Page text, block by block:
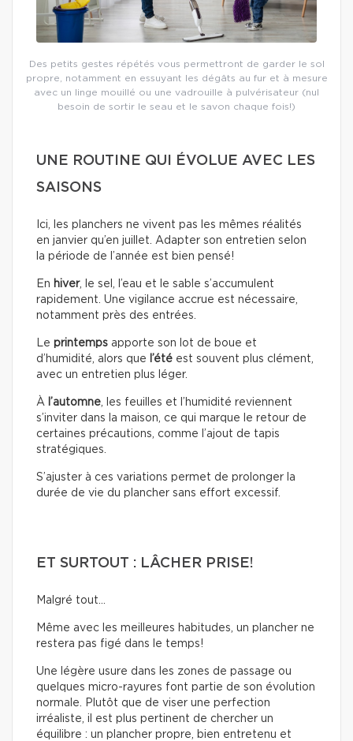
Des petits gestes répétés vous permettront de garder le sol
propre, notamment en essuyant les dégâts au fur et à mesure
avec un linge mouillé ou une vadrouille à pulvérisateur (nul
besoin de sortir le seau et le savon chaque fois!)
UNE ROUTINE QUI ÉVOLUE AVEC LES
SAISONS
Ici, les planchers ne vivent pas les mêmes réalités
en janvier qu’en juillet. Adapter son entretien selon
la période de l’année est bien pensé!
En hiver, le sel, l’eau et le sable s’accumulent
rapidement. Une vigilance accrue est nécessaire,
notamment près des entrées.
Le printemps apporte son lot de boue et
d’humidité, alors que l’été est souvent plus clément,
avec un entretien plus léger.
À l’automne , les feuilles et l’humidité reviennent
s’inviter dans la maison, ce qui marque le retour de
certaines précautions, comme l’ajout de tapis
stratégiques.
S’ajuster à ces variations permet de prolonger la
durée de vie du plancher sans effort excessif.
ET SURTOUT : LÂCHER PRISE!
Malgré tout…
Même avec les meilleures habitudes, un plancher ne
restera pas figé dans le temps!
Une légère usure dans les zones de passage ou
quelques micro-rayures font partie de son évolution
normale. Plutôt que de viser une perfection
irréaliste, il est plus pertinent de chercher un
équilibre : un plancher propre, bien entretenu et